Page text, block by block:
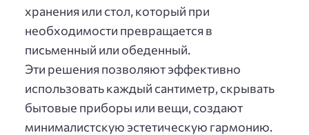
хранения или стол, который при
необходимости превращается в
письменный или обеденный.
Эти решения позволяют эффективно
использовать каждый сантиметр, скрывать
бытовые приборы или вещи, создают
минималистскую эстетическую гармонию.